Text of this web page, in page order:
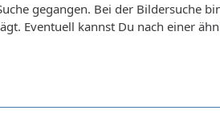
gegangen. Bei der Bildersuche
Eventuell kannst Du nach einer